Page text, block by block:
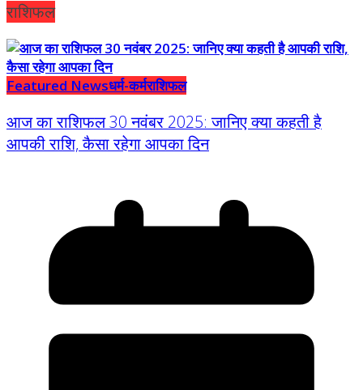
राशिफल
Featured Newsधर्म-कर्मराशिफल
आज का राशिफल 30 नवंबर 2025: जानिए क्या कहती है
आपकी राशि, कैसा रहेगा आपका दिन